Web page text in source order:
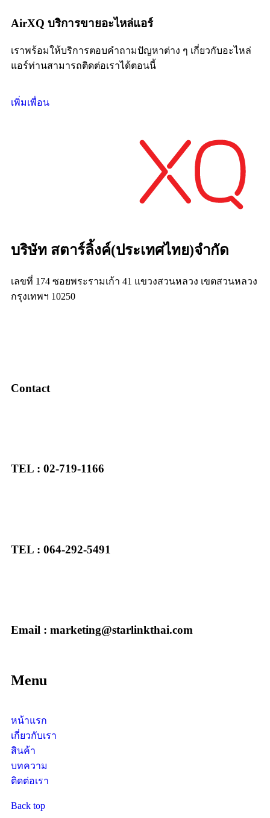
AirXQ บริการขายอะไหล่แอร์
เราพร้อมให้บริการตอบคำถามปัญหาต่าง ๆ เกี่ยวกับอะไหล่
แอร์ท่านสามารถติดต่อเราได้ตอนนี้
เพิ่มเพื่อน
บริษัท สตาร์ลิ้งค์(ประเทศไทย)จำกัด
เลขที่ 174 ซอยพระรามเก้า 41 แขวงสวนหลวง เขตสวนหลวง
กรุงเทพฯ 10250
Contact
TEL : 02-719-1166
TEL : 064-292-5491
Email : marketing@starlinkthai.com
Menu
หน้าแรก
เกี่ยวกับเรา
สินค้า
บทความ
ติดต่อเรา
Back top